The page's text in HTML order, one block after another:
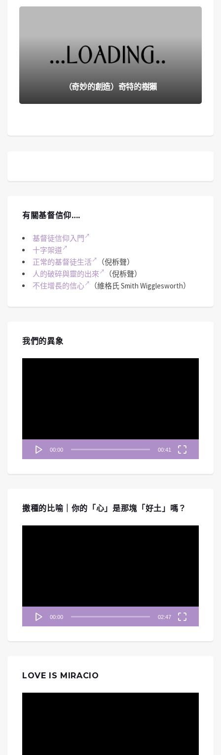
（奇妙的創造）奇特的樹獺
有關基督信仰….
基督徒信仰入門
十字架道
正常的基督徒生活
（倪柝聲）
人的破碎與靈的出來
（倪柝聲）
不住增長的信心
（維格氏 Smith Wigglesworth）
我們的異象
00:00 00:41
撒種的比喻｜你的「心」是那塊「好土」嗎？
00:00 02:47
LOVE IS MIRACIO